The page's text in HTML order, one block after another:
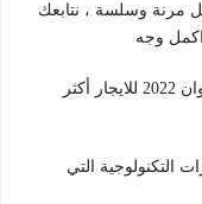
مرنة وسلسة ، نتابعك
وجه
بالتالي اصبح السفر الان لاي مكان مع اتش وان 2022 للايجار أكثر
التكنولوجية التي